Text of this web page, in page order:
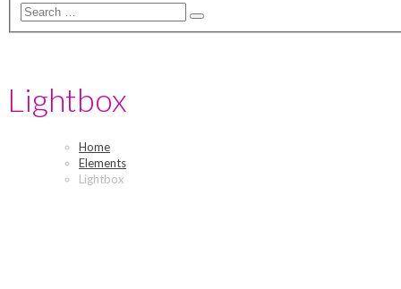
Lightbox
Home
Elements
Lightbox